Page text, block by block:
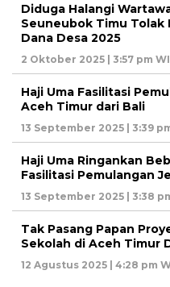
Diduga Halangi
Seuneubok Timu Tolak
Dana Desa 2025
2 Oktober 2025 | 3:57 pm
Haji Uma Fasilitasi
Aceh Timur dari Bali
13 September 2025 | 3:39
Haji Uma Ringankan
Fasilitasi Pemulangan
13 September 2025 | 3:38
Tak Pasang Papan
Sekolah di Aceh Timur
12 Agustus 2025 | 4:28 pm